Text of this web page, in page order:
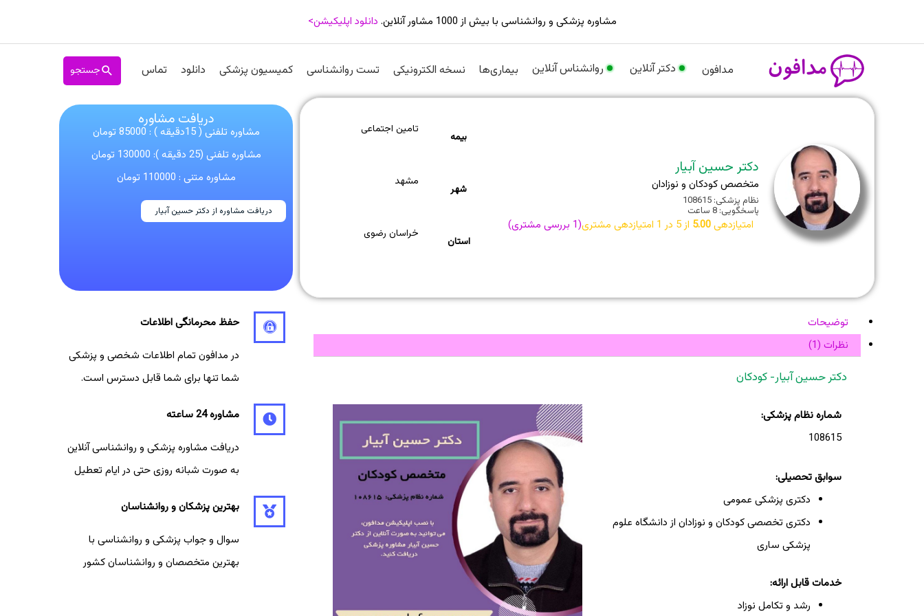
مشاوره پزشکی و روانشناسی با بیش از 1000 مشاور آنلاین. دانلود اپلیکیشن>
مدافون دکتر آنلاین روانشناس آنلاین بیماری‌ها نسخه الکترونیکی تست روانشناسی کمیسیون پزشکی دانلود تماس جستجو
دکتر حسین آبیار
متخصص کودکان و نوزادان
نظام پزشکی: 108615
پاسخگویی: 8 ساعت
امتیازدهی5.00 از 5 در 1 امتیازدهی مشتری(
1 بررسی مشتری)
بیمه
تامین اجتماعی
شهر
مشهد
استان
خراسان رضوی
دریافت مشاوره
مشاوره تلفنی ( 15دقیقه ) : 85000 تومان
مشاوره تلفنی (25 دقیقه ): 130000 تومان
مشاوره متنی : 110000 تومان
دریافت مشاوره از دکتر حسین آبیار
توضیحات
نظرات (1)
دکتر حسین آبیار- کودکان
شماره نظام پزشکی:
108615
سوابق تحصیلی:
دکتری پزشکی عمومی
دکتری تخصصی کودکان و نوزادان از دانشگاه علوم
پزشکی ساری
خدمات قابل ارائه:
رشد و تکامل نوزاد
حفظ محرمانگی اطلاعات
در مدافون تمام اطلاعات شخصی و پزشکی
شما تنها برای شما قابل دسترس است.
مشاوره 24 ساعته
دریافت مشاوره پزشکی و روانشناسی آنلاین
به صورت شبانه روزی حتی در ایام تعطیل
بهترین پزشکان و روانشناسان
سوال و جواب پزشکی و روانشناسی با
بهترین متخصصان و روانشناسان کشور